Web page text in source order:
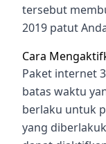
tersebut
2019 patut
Cara
Paket internet
batas waktu
berlaku untuk
yang